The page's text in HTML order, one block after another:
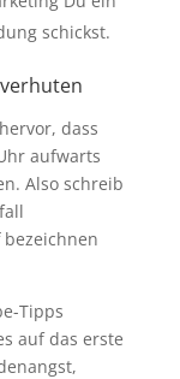
schickst.
dass
aufwarts
Also schreib
Tipps
auf das erste